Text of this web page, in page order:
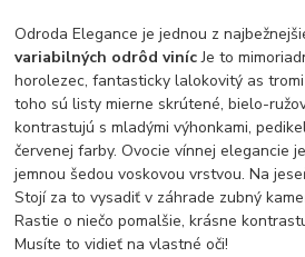
Odroda Elegance je jednou z
variabilných odrôd vinícJe to
horolezec, fantasticky lalokovitý as
toho sú listy mierne skrútené, bielo-
kontrastujú s mladými výhonkami,
červenej farby. Ovocie vínnej elegancie
jemnou šedou voskovou vrstvou. Na
Stojí za to vysadiť v záhrade zubný
Rastie o niečo pomalšie, krásne
Musíte to vidieť na vlastné oči!